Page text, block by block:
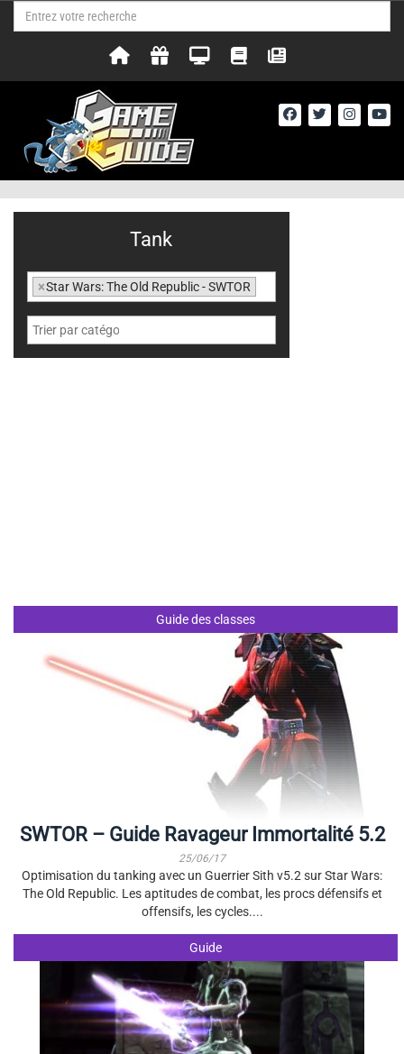
Guide des classes
SWTOR – Guide Ravageur Immortalité 5.2
25/06/17
Optimisation du tanking avec un Guerrier Sith v5.2 sur Star Wars:
The Old Republic. Les aptitudes de combat, les procs défensifs et
offensifs, les cycles....
Guide
Tank
×Star Wars: The Old Republic - SWTOR